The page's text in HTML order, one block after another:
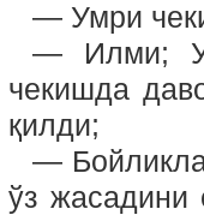
— Умри
— Илми; У
чекишда
қилди;
—
ўз жасадини